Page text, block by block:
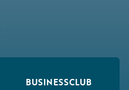
BUSINESSCLUB